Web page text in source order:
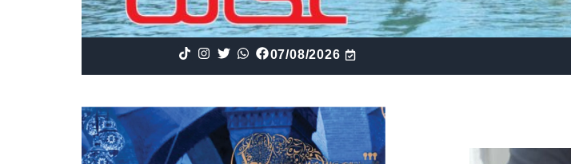
07/08/2026